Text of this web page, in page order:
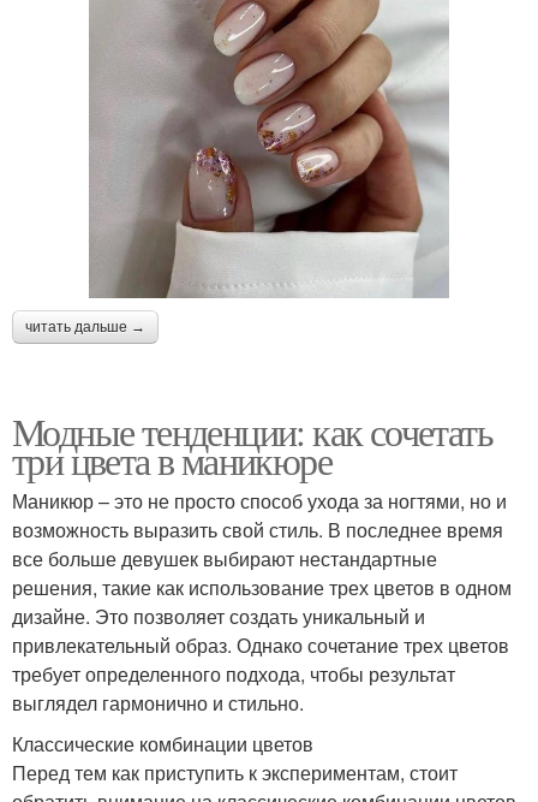
читать дальше →
Модные тенденции: как сочетать
три цвета в маникюре
Маникюр – это не просто способ ухода за ногтями, но и
возможность выразить свой стиль. В последнее время
все больше девушек выбирают нестандартные
решения, такие как использование трех цветов в одном
дизайне. Это позволяет создать уникальный и
привлекательный образ. Однако сочетание трех цветов
требует определенного подхода, чтобы результат
выглядел гармонично и стильно.
Классические комбинации цветов
Перед тем как приступить к экспериментам, стоит